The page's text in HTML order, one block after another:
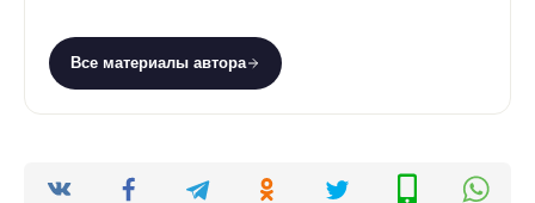
Все материалы автора